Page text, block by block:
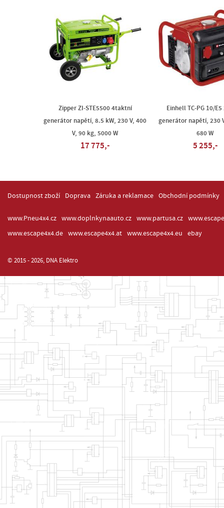
Zipper ZI-STE5500 4taktní
generátor napětí, 8.5 kW, 230 V, 400
V, 90 kg, 5000 W
17 775,-
Einhell TC-PG 10/
generátor napětí, 230
680 W
5 255,-
Dostupnost zboží Doprava Záruka a reklamace Obchodní podmínky
www.Pneu4x4.cz www.doplnkynaauto.cz www.partusa.cz
www.escape4x4.de
www.escape4x4.at www.escape4x4.eu ebay
© 2015 - 2026, DNA Elektro